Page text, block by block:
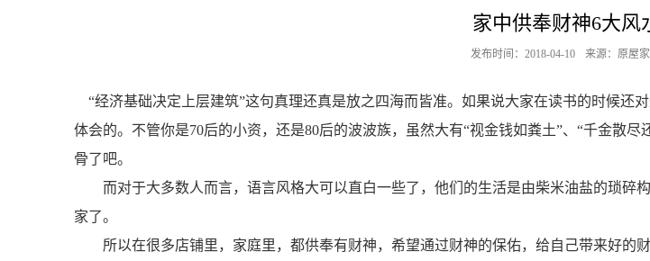
家中供奉财神6大风
发布时间：2018-04-10 来源：原屋
“经济基础决定上层建筑”这句真理还真是放之四海而皆准。如果说大家在读书的时候
体会的。不管你是70后的小资，还是80后的波波族，虽然大有“视金钱如粪土”、“千金散
骨了吧。
而对于大多数人而言，语言风格大可以直白一些了，他们的生活是由柴米油盐的琐
家了。
所以在很多店铺里，家庭里，都供奉有财神，希望通过财神的保佑，给自己带来好的财